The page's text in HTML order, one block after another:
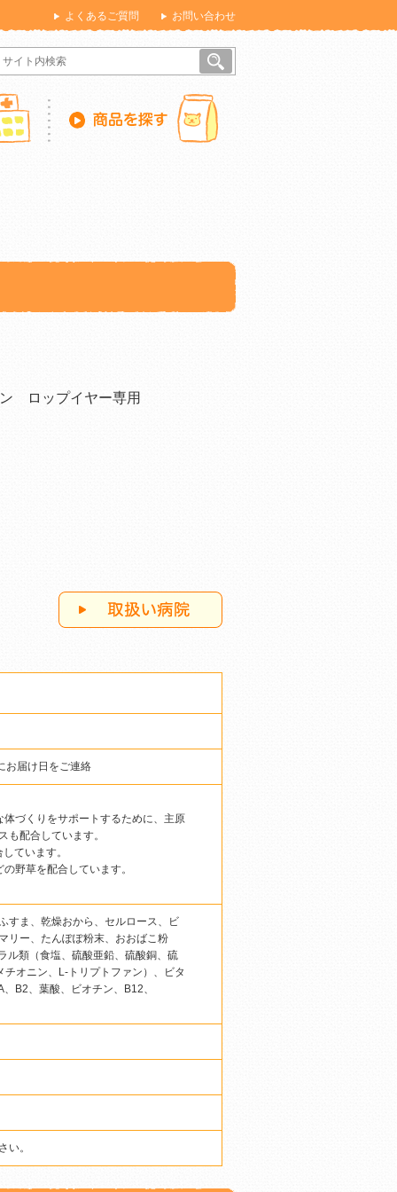
よくあるご質問 お問い合わせ
ロップイヤー専用
お届け日をご連絡
づくりをサポートするために、主原
も配合しています。
ています。
野草を配合しています。
すま、乾燥おから、セルロース、ビ
リー、たんぽぽ粉末、おおばこ粉
ル類（食塩、硫酸亜鉛、硫酸銅、硫
オニン、L-トリプトファン）、ビタ
B2、葉酸、ビオチン、B12、
い。